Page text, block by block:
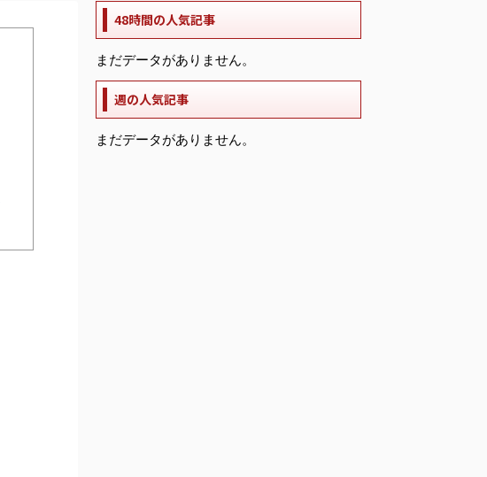
48時間の人気記事
まだデータがありません。
週の人気記事
まだデータがありません。